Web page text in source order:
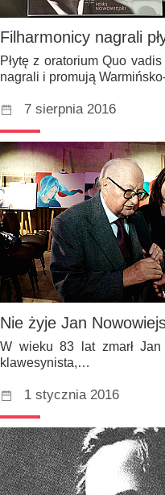
Filharmonicy nagrali
Płytę z oratorium Quo
nagrali i promują
7 sierpnia 2016
Nie żyje Jan
W wieku 83 lat zmarł
klawesynista,…
1 stycznia 2016